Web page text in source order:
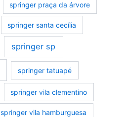
springer praça da árvore
springer santa cecília
springer sp
springer tatuapé
springer vila clementino
springer vila hamburguesa